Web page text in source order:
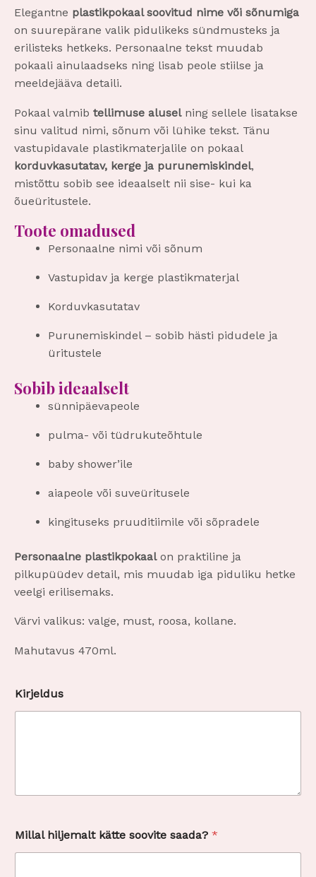
Elegantne plastikpokaal soovitud nime või sõnumiga
on suurepärane valik pidulikeks sündmusteks ja
erilisteks hetkeks. Personaalne tekst muudab
pokaali ainulaadseks ning lisab peole stiilse ja
meeldejääva detaili.
Pokaal valmib tellimuse aluselning sellele lisatakse
sinu valitud nimi, sõnum või lühike tekst. Tänu
vastupidavale plastikmaterjalile on pokaal
korduvkasutatav, kerge ja purunemiskindel,
mistõttu sobib see ideaalselt nii sise- kui ka
õueüritustele.
Toote omadused
Personaalne nimi või sõnum
Vastupidav ja kerge plastikmaterjal
Korduvkasutatav
Purunemiskindel – sobib hästi pidudele ja
üritustele
Sobib ideaalselt
sünnipäevapeole
pulma- või tüdrukuteõhtule
baby shower’ile
aiapeole või suveüritusele
kingituseks pruuditiimile või sõpradele
Personaalne plastikpokaalon praktiline ja
pilkupüüdev detail, mis muudab iga piduliku hetke
veelgi erilisemaks.
Värvi valikus: valge, must, roosa, kollane.
Mahutavus 470ml.
a
a
l
u
Kirjeldus
Millal hiljemalt kätte soovite saada? *